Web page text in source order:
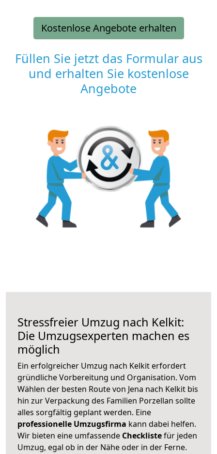
Kostenlose Angebote erhalten
Füllen Sie jetzt das Formular aus
und erhalten Sie kostenlose
Angebote
Stressfreier Umzug nach Kelkit:
Die Umzugsexperten machen es
möglich
Ein erfolgreicher Umzug nach Kelkit erfordert
gründliche Vorbereitung und Organisation. Vom
Wählen der besten Route von Jena nach Kelkit bis
hin zur Verpackung des Familien Porzellan sollte
alles sorgfältig geplant werden. Eine
professionelle Umzugsfirma kann dabei helfen.
Wir bieten eine umfassende Checklistefür jeden
Umzug, egal ob in der Nähe oder in der Ferne.